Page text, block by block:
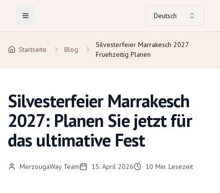
Toggle Menu Deutsch
Startseite Blog
Silvesterfeier Marrakesch 2027
Fruehzeitig Planen
Silvesterfeier Marrakesch
2027: Planen Sie jetzt für
das ultimative Fest
MerzougaWay Team 15. April 2026 10 Min. Lesezeit